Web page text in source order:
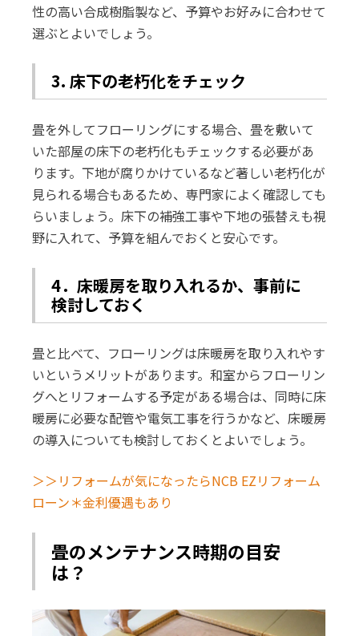
性の高い合成樹脂製など、予算やお好みに合わせて
選ぶとよいでしょう。
3. 床下の老朽化をチェック
畳を外してフローリングにする場合、畳を敷いて
いた部屋の床下の老朽化もチェックする必要があ
ります。下地が腐りかけているなど著しい老朽化が
見られる場合もあるため、専門家によく確認しても
らいましょう。床下の補強工事や下地の張替えも視
野に入れて、予算を組んでおくと安心です。
4．床暖房を取り入れるか、事前に
検討しておく
畳と比べて、フローリングは床暖房を取り入れやす
いというメリットがあります。和室からフローリン
グへとリフォームする予定がある場合は、同時に床
暖房に必要な配管や電気工事を行うかなど、床暖房
の導入についても検討しておくとよいでしょう。
＞＞リフォームが気になったらNCB EZリフォーム
ローン＊金利優遇もあり
畳のメンテナンス時期の目安
は？